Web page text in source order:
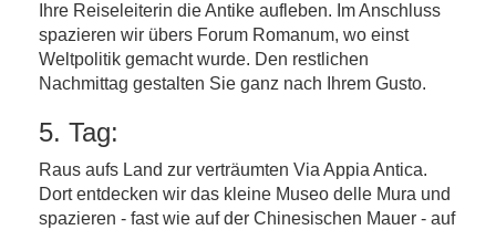
Ihre Reiseleiterin die Antike aufleben. Im Anschluss
spazieren wir übers Forum Romanum, wo einst
Weltpolitik gemacht wurde. Den restlichen
Nachmittag gestalten Sie ganz nach Ihrem Gusto.
5. Tag:
Raus aufs Land zur verträumten Via Appia Antica.
Dort entdecken wir das kleine Museo delle Mura und
spazieren - fast wie auf der Chinesischen Mauer - auf